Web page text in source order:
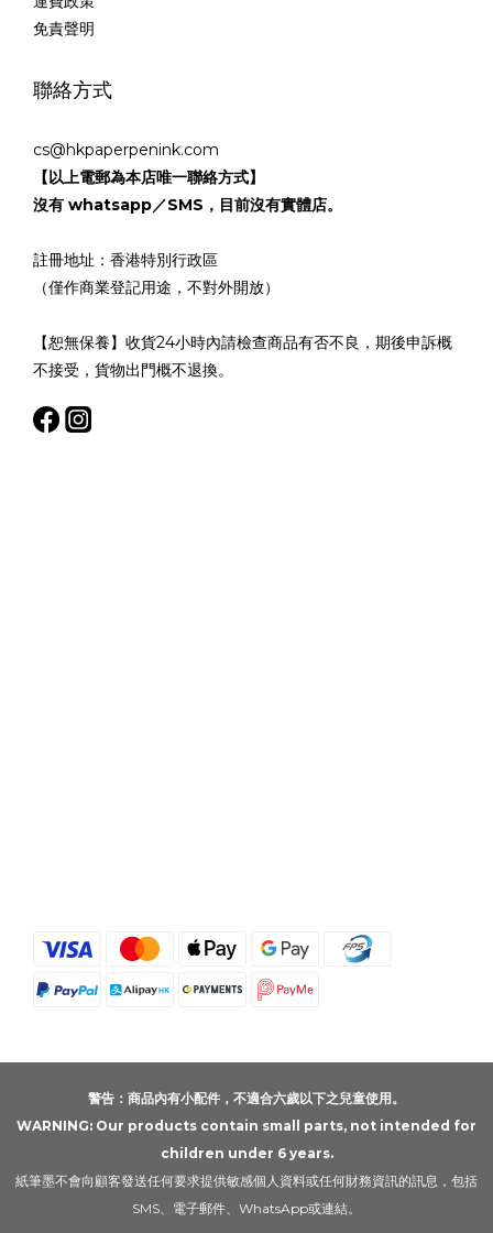
免責聲明
聯絡方式
cs@hkpaperpenink.com
【以上電郵為本店唯一聯絡方式】
沒有 whatsapp／SMS，目前沒有實體店。
註冊地址：香港特別行政區
（僅作商業登記用途，不對外開放）
【恕無保養】收貨24小時內請檢查商品有否不良，期後申訴概
不接受，貨物出門概不退換。
警告：商品內有小配件，不適合六歲以下之兒童使用。
WARNING: Our products contain small parts, not intended for
children under 6 years.
紙筆墨不會向顧客發送任何要求提供敏感個人資料或任何財務資訊的訊息，包括
SMS、電子郵件、WhatsApp或連結。